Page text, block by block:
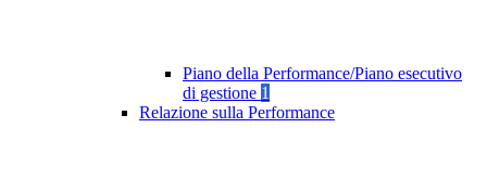
Piano della Performance/Piano esecutivo
di gestione 1
Relazione sulla Performance